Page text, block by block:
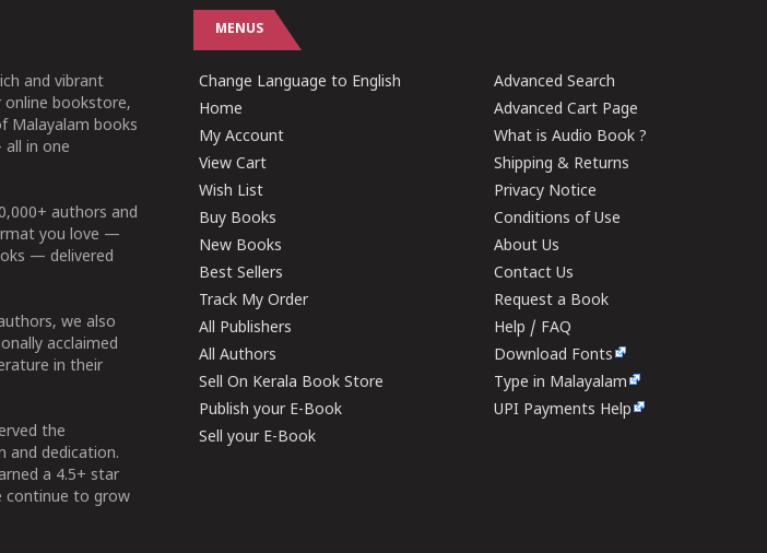
and vibrant
online bookstore,
Malayalam books
in one
authors and
you love —
— delivered
we also
acclaimed
in their
the
and dedication.
a 4.5+ star
continue to grow
MENUS
Change Language to English
Home
My Account
View Cart
Wish List
Buy Books
New Books
Best Sellers
Track My Order
All Publishers
All Authors
Sell On Kerala Book Store
Publish your E-Book
Sell your E-Book
Advanced Search
Advanced Cart Page
What is Audio Book ?
Shipping & Returns
Privacy Notice
Conditions of Use
About Us
Contact Us
Request a Book
Help / FAQ
Download Fonts
Type in Malayalam
UPI Payments Help